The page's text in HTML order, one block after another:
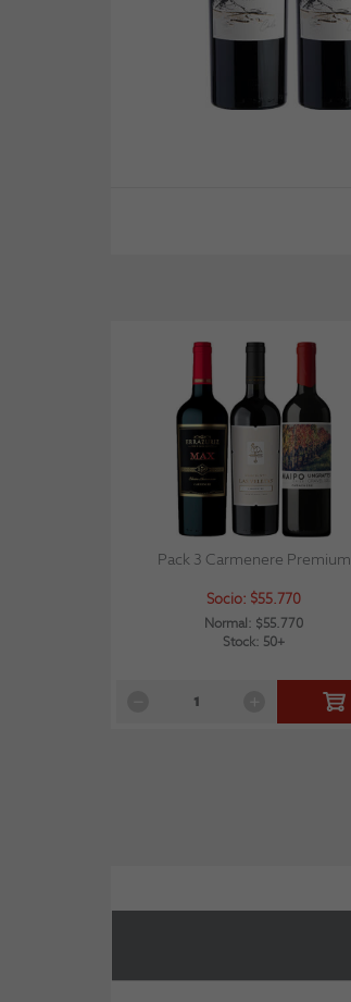
Pack 3 Carmenere Premium
Socio: $55.770
Normal: $55.770
Stock: 50+